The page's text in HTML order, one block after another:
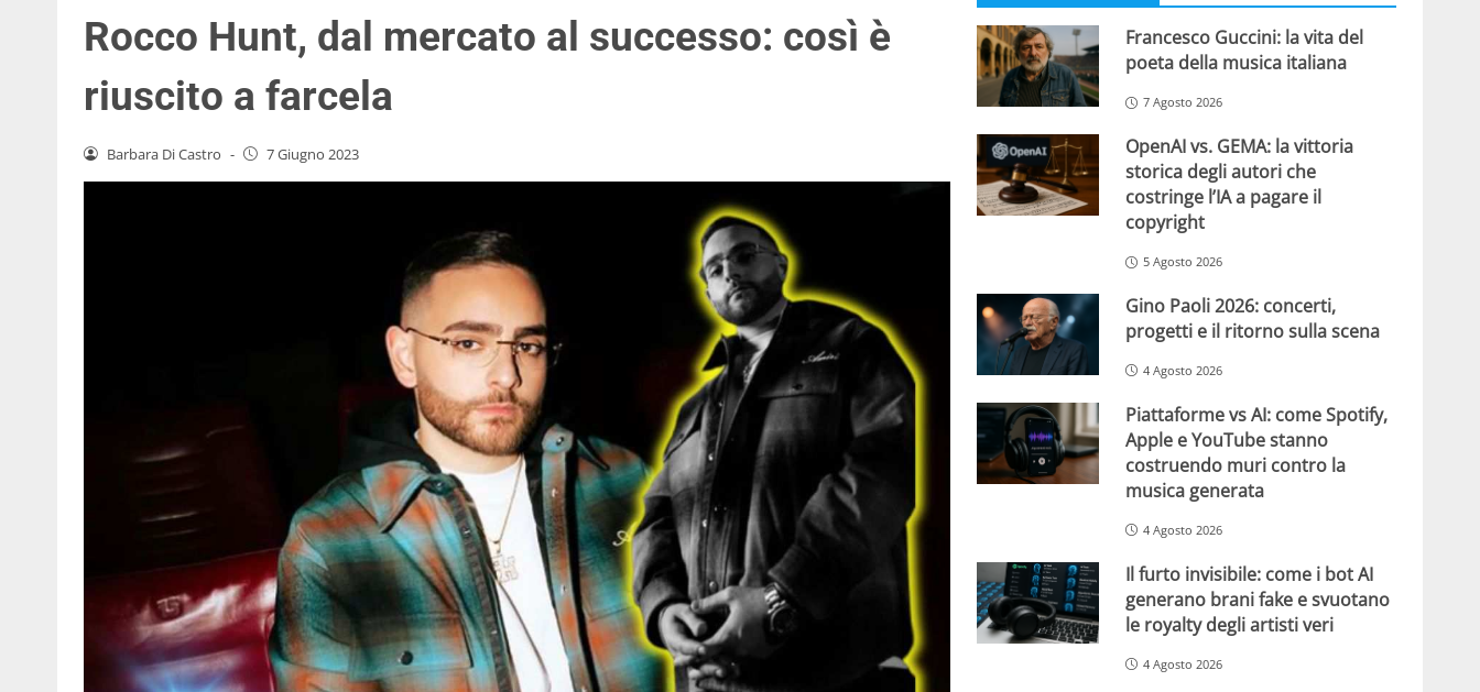
Rocco Hunt, dal mercato al successo: così è
riuscito a farcela
Barbara Di Castro - 7 Giugno 2023
Francesco Guccini: la vita del
poeta della musica italiana
7 Agosto 2026
OpenAI vs. GEMA: la vittoria
storica degli autori che
costringe l’IA a pagare il
copyright
5 Agosto 2026
Gino Paoli 2026: concerti,
progetti e il ritorno sulla scena
4 Agosto 2026
Piattaforme vs AI: come Spotify,
Apple e YouTube stanno
costruendo muri contro la
musica generata
4 Agosto 2026
Il furto invisibile: come i bot AI
generano brani fake e svuotano
le royalty degli artisti veri
4 Agosto 2026